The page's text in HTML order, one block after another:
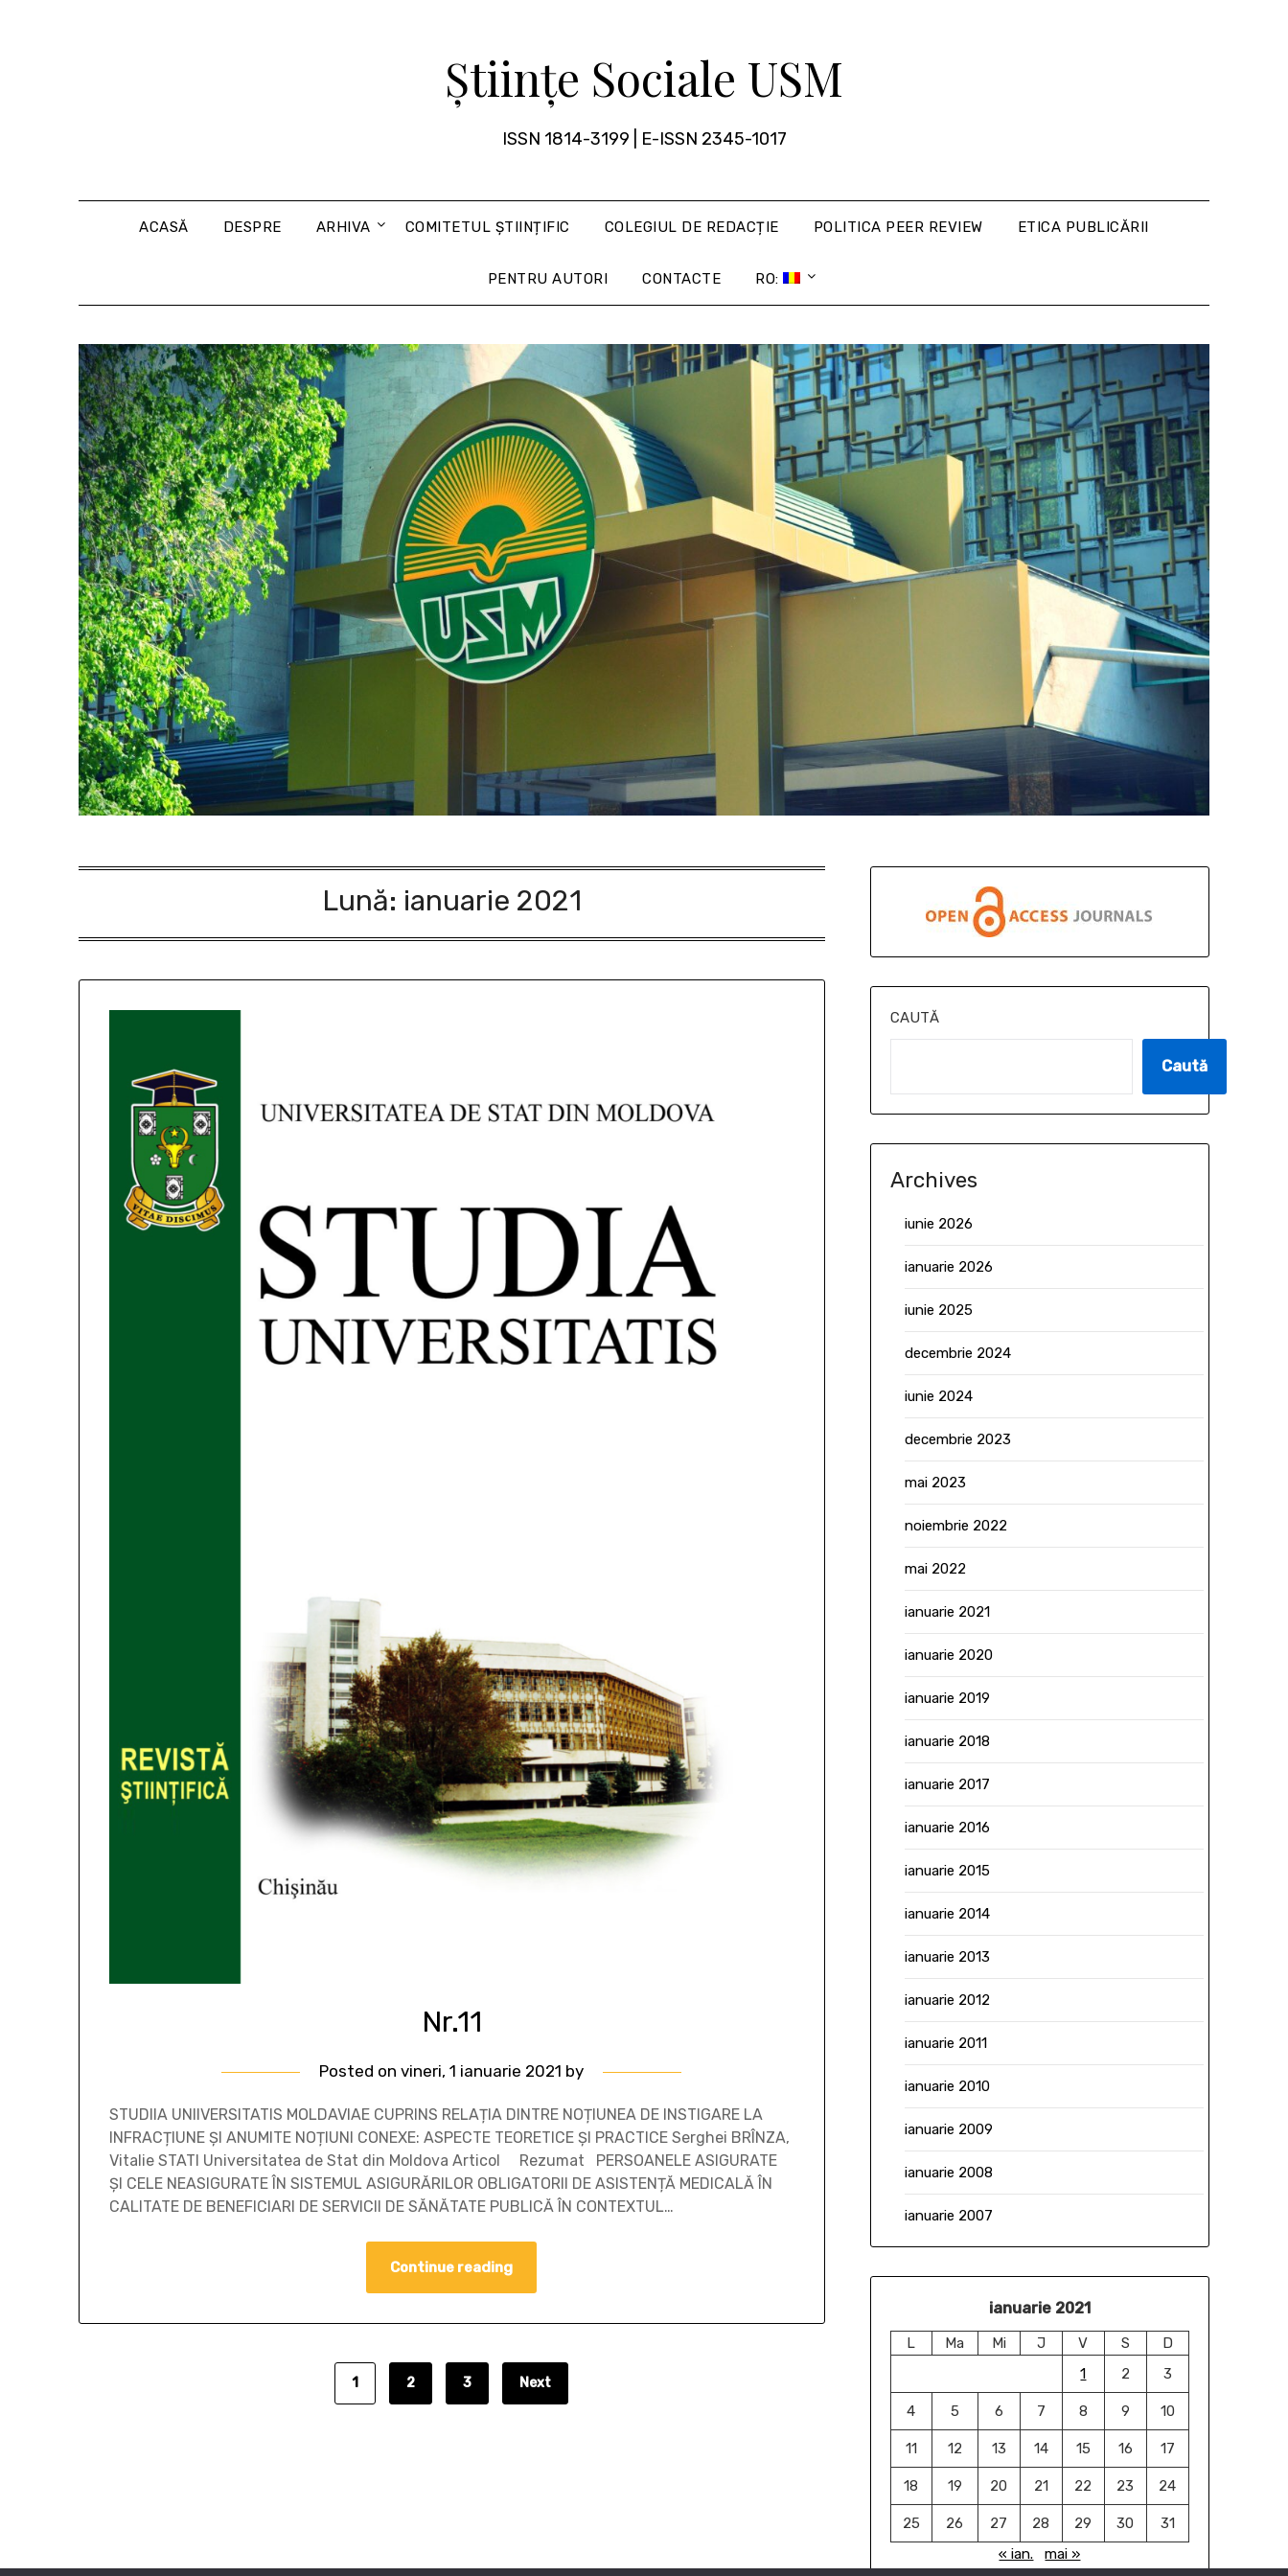
Științe Sociale USM
ISSN 1814-3199 | E-ISSN 2345-1017
ACASĂ DESPRE ARHIVA COMITETUL ȘTIINȚIFIC COLEGIUL DE REDACȚIE POLITICA PEER REVIEW ETICA PUBLICĂRII
PENTRU AUTORI CONTACTE RO:
Lună: ianuarie 2021
Nr.11
Posted onvineri, 1 ianuarie 2021 by
STUDIIA UNIIVERSITATIS MOLDAVIAE CUPRINS RELAȚIA DINTRE NOȚIUNEA DE INSTIGARE LA
INFRACȚIUNE ȘI ANUMITE NOȚIUNI CONEXE: ASPECTE TEORETICE ȘI PRACTICE Serghei BRÎNZA,
Vitalie STATI Universitatea de Stat din Moldova Articol Rezumat PERSOANELE ASIGURATE
ȘI CELE NEASIGURATE ÎN SISTEMUL ASIGURĂRILOR OBLIGATORII DE ASISTENȚĂ MEDICALĂ ÎN
CALITATE DE BENEFICIARI DE SERVICII DE SĂNĂTATE PUBLICĂ ÎN CONTEXTUL…
Continue reading
1 2 3 Next
CAUTĂ
Caută
Archives
iunie 2026
ianuarie 2026
iunie 2025
decembrie 2024
iunie 2024
decembrie 2023
mai 2023
noiembrie 2022
mai 2022
ianuarie 2021
ianuarie 2020
ianuarie 2019
ianuarie 2018
ianuarie 2017
ianuarie 2016
ianuarie 2015
ianuarie 2014
ianuarie 2013
ianuarie 2012
ianuarie 2011
ianuarie 2010
ianuarie 2009
ianuarie 2008
ianuarie 2007
ianuarie 2021
L Ma Mi J V S
D
1
2 3
4 5 6 7 8 9 10
11 12 13 14 15 16 17
18 19 20 21 22 23 24
25 26 27 28 29 30
31
« ian.
mai »